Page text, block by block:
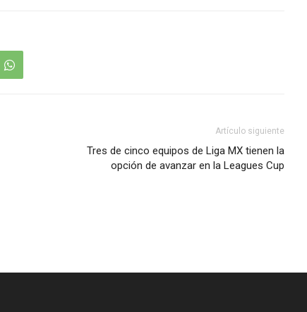
Artículo siguiente
Tres de cinco equipos de Liga MX tienen la
opción de avanzar en la Leagues Cup